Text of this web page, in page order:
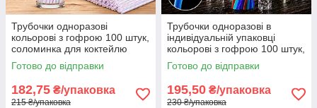
Трубочки одноразові
кольорові з гофрою 100 штук,
соломинка для коктейлю
Готово до відправки
182,75 ₴/упаковка
215 ₴/упаковка
Трубочки одноразові в
індивідуальній упаковці
кольорові з гофрою 100 штук,
соломинка для коктейлю
Готово до відправки
195,50 ₴/упаковка
230 ₴/упаковка